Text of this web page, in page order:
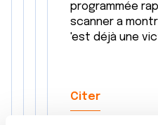
programmée
scanner a
'est déjà une
Citer